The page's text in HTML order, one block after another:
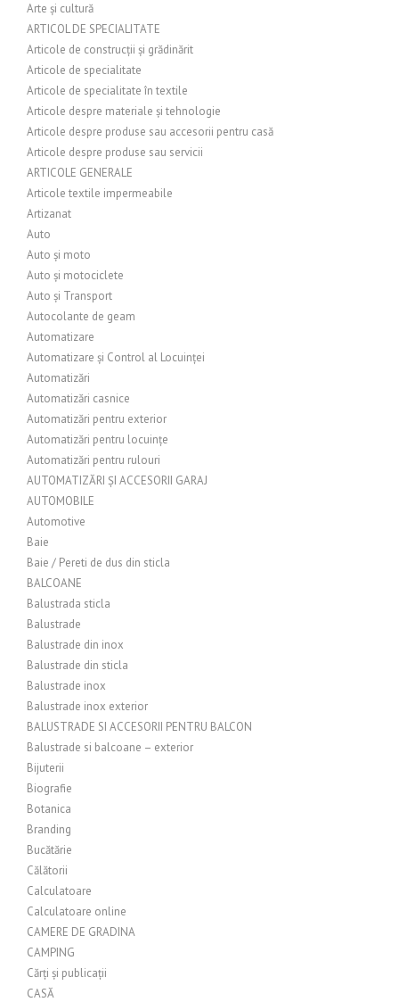
Arte și cultură
ARTICOL DE SPECIALITATE
Articole de construcții și grădinărit
Articole de specialitate
Articole de specialitate în textile
Articole despre materiale și tehnologie
Articole despre produse sau accesorii pentru casă
Articole despre produse sau servicii
ARTICOLE GENERALE
Articole textile impermeabile
Artizanat
Auto
Auto și moto
Auto și motociclete
Auto și Transport
Autocolante de geam
Automatizare
Automatizare și Control al Locuinței
Automatizări
Automatizări casnice
Automatizări pentru exterior
Automatizări pentru locuințe
Automatizări pentru rulouri
AUTOMATIZĂRI ȘI ACCESORII GARAJ
AUTOMOBILE
Automotive
Baie
Baie / Pereti de dus din sticla
BALCOANE
Balustrada sticla
Balustrade
Balustrade din inox
Balustrade din sticla
Balustrade inox
Balustrade inox exterior
BALUSTRADE SI ACCESORII PENTRU BALCON
Balustrade si balcoane – exterior
Bijuterii
Biografie
Botanica
Branding
Bucătărie
Călătorii
Calculatoare
Calculatoare online
CAMERE DE GRADINA
CAMPING
Cărți și publicații
CASĂ